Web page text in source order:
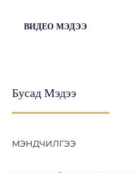
ВИДЕО МЭДЭЭ
Бусад Мэдээ
МЭНДЧИЛГЭЭ